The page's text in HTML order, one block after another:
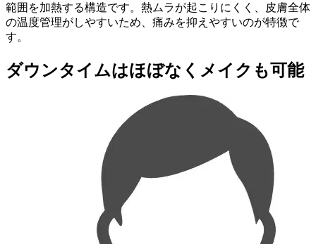
範囲を加熱する構造です。熱ムラが起こりにくく、皮膚全体
の温度管理がしやすいため、痛みを抑えやすいのが特徴で
す。
ダウンタイムはほぼなくメイクも可能